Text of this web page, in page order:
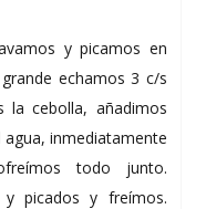
y picamos en
echamos 3 c/s
la cebolla, añadimos
agua, inmediatamente
todo junto.
picados y freímos.